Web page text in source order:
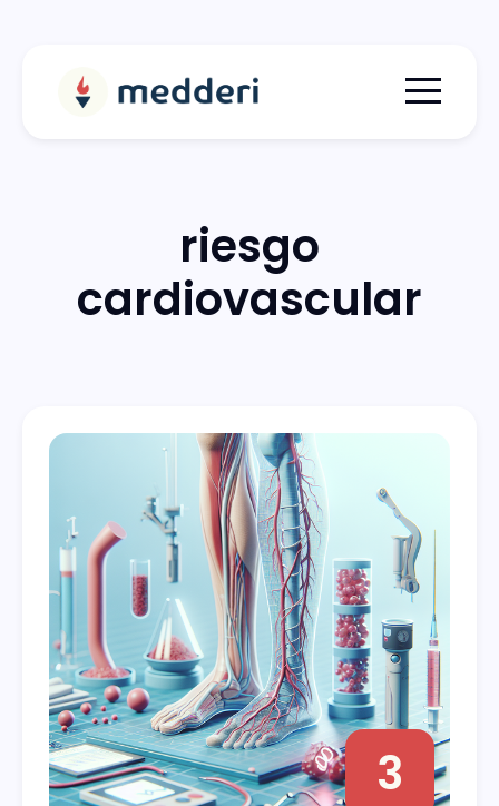
Menu
riesgo
cardiovascular
3